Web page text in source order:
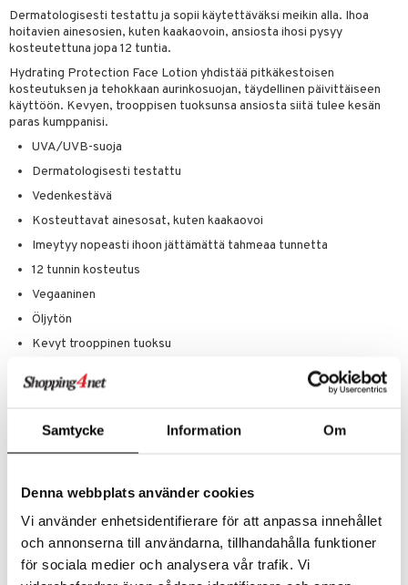
Samtycke Information Om
Denna webbplats använder cookies
Vi använder enhetsidentifierare för att anpassa innehållet
och annonserna till användarna, tillhandahålla funktioner
för sociala medier och analysera vår trafik. Vi
Dermatologisesti testattu ja sopii käytettäväksi meikin alla. Ihoa
hoitavien ainesosien, kuten kaakaovoin, ansiosta ihosi pysyy
kosteutettuna jopa 12 tuntia.
Hydrating Protection Face Lotion yhdistää pitkäkestoisen
kosteutuksen ja tehokkaan aurinkosuojan, täydellinen päivittäiseen
käyttöön. Kevyen, trooppisen tuoksunsa ansiosta siitä tulee kesän
paras kumppanisi.
UVA/UVB-suoja
Dermatologisesti testattu
Vedenkestävä
Kosteuttavat ainesosat, kuten kaakaovoi
Imeytyy nopeasti ihoon jättämättä tahmeaa tunnetta
12 tunnin kosteutus
Vegaaninen
Öljytön
Kevyt trooppinen tuoksu
Aqua, Octocrylene, Diisopropyl Adipate, Butyloctyl Salicylate,
Acrylate/Sodium Acryloyldimethyl Taurate Copolymer, Glycerin,
Phosphate, Ceteth-10 Phosphate, Polysorbate 60, Coco-Glucoside,
Theobroma Cacao Seed Butter, Butyrospermum Parkii Butter,
Xanthan Gum, Disodium Edta, Aminomethyl Propanol, Mica, Linalool,
Tocopheryl Acetate, Ci 77891, Limonene, Psidium Guajava Fruit
Extract, Plumeria Acutifolia Flower Extract, Passiflora Incarnata Fruit
Extract, Mangifera Indica Fruit Extract, Carica Papaya Fruit Extract,